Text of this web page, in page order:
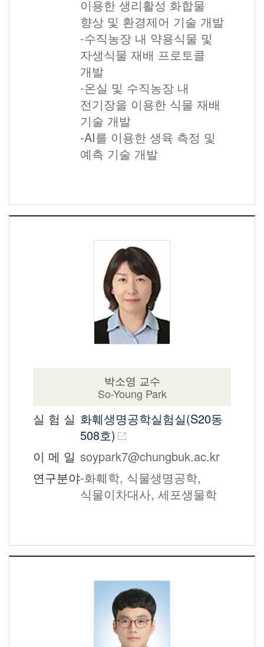
이용한 생리활성 화합물
향상 및 환경제어 기술 개발
-수직농장 내 약용식물 및
자생식물 재배 프로토콜
개발
-온실 및 수직농장 내
전기장을 이용한 식물 재배
기술 개발
-AI를 이용한 생육 측정 및
예측 기술 개발
박소영 교수
So-Young Park
실 험 실 화훼생명공학실험실(S20동
508호)
이 메 일 soypark7@chungbuk.ac.kr
연구분야-화훼학, 식물생명공학,
식물이차대사, 세포생물학